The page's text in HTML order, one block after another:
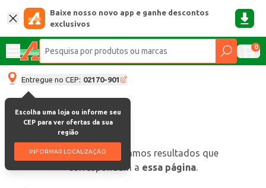
Baixe nosso novo app e ganhe descontos
exclusivos
0
Entregue no CEP: 02170-901
Escolha uma loja ou informe seu
CEP para ver ofertas da sua
região
INFORMAR LOCALIZAÇÃO
oops, não encontramos resultados que
correspondam a essa página.